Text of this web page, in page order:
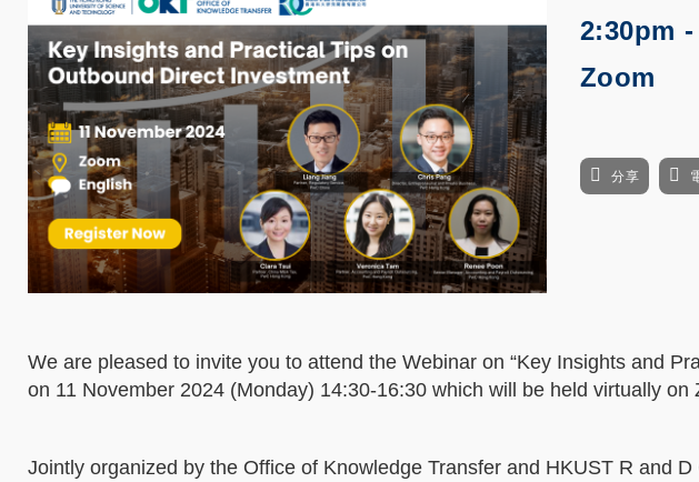
2:30pm
Zoom
分享
We are pleased to invite you to attend the Webinar on “Key Insights and
on 11 November 2024 (Monday) 14:30-16:30 which will be held virtually on
Jointly organized by the Office of Knowledge Transfer and HKUST R and